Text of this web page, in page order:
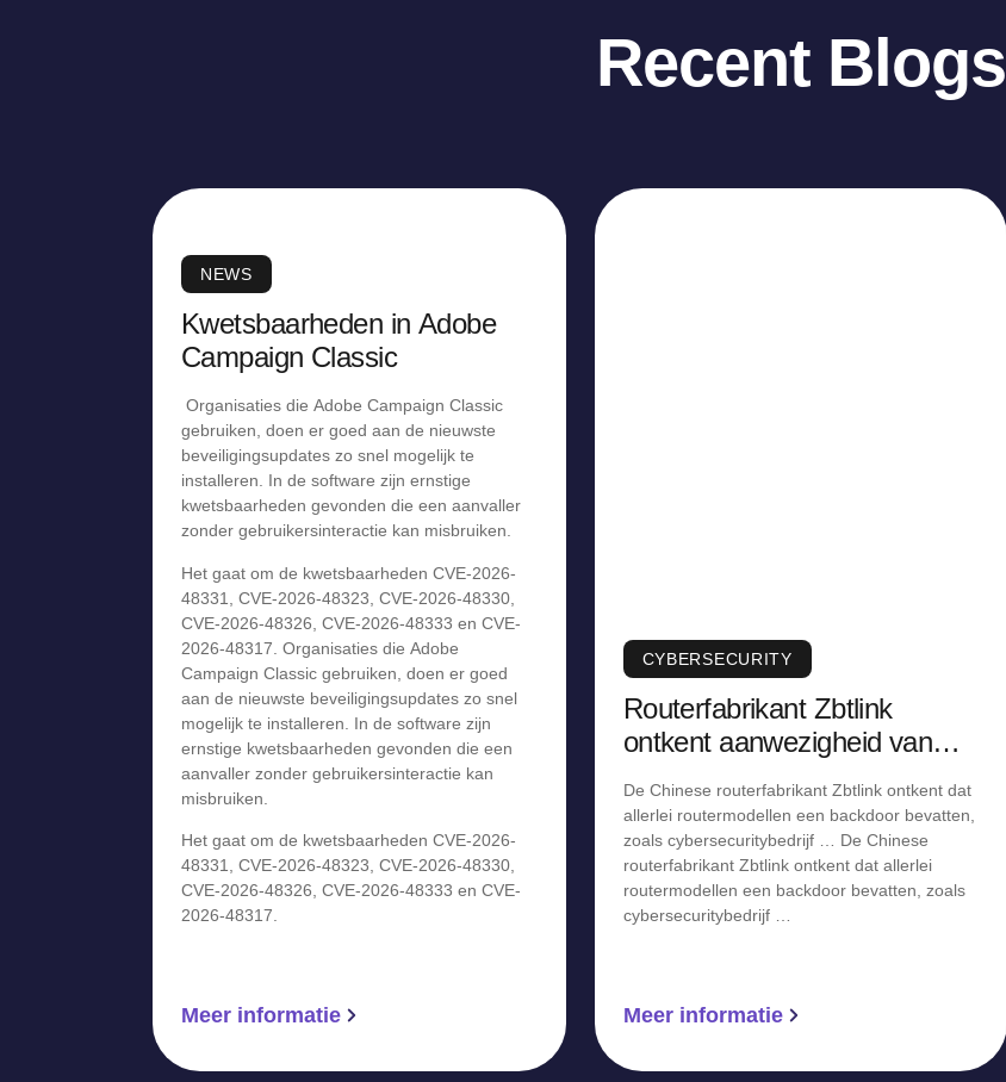
Recent Blogs
NEWS
Kwetsbaarheden in Adobe
Campaign Classic
Organisaties die Adobe Campaign Classic
gebruiken, doen er goed aan de nieuwste
beveiligingsupdates zo snel mogelijk te
installeren. In de software zijn ernstige
kwetsbaarheden gevonden die een aanvaller
zonder gebruikersinteractie kan misbruiken.
Het gaat om de kwetsbaarheden CVE-2026-
48331, CVE-2026-48323, CVE-2026-48330,
CVE-2026-48326, CVE-2026-48333 en CVE-
2026-48317. Organisaties die Adobe
Campaign Classic gebruiken, doen er goed
aan de nieuwste beveiligingsupdates zo snel
mogelijk te installeren. In de software zijn
ernstige kwetsbaarheden gevonden die een
aanvaller zonder gebruikersinteractie kan
misbruiken.
Het gaat om de kwetsbaarheden CVE-2026-
48331, CVE-2026-48323, CVE-2026-48330,
CVE-2026-48326, CVE-2026-48333 en CVE-
2026-48317.
Meer informatie
CYBERSECURITY
Routerfabrikant Zbtlink
ontkent aanwezigheid van
De Chinese routerfabrikant Zbtlink ontkent dat
allerlei routermodellen een backdoor bevatten,
zoals cybersecuritybedrijf … De Chinese
routerfabrikant Zbtlink ontkent dat allerlei
routermodellen een backdoor bevatten, zoals
cybersecuritybedrijf …
Meer informatie